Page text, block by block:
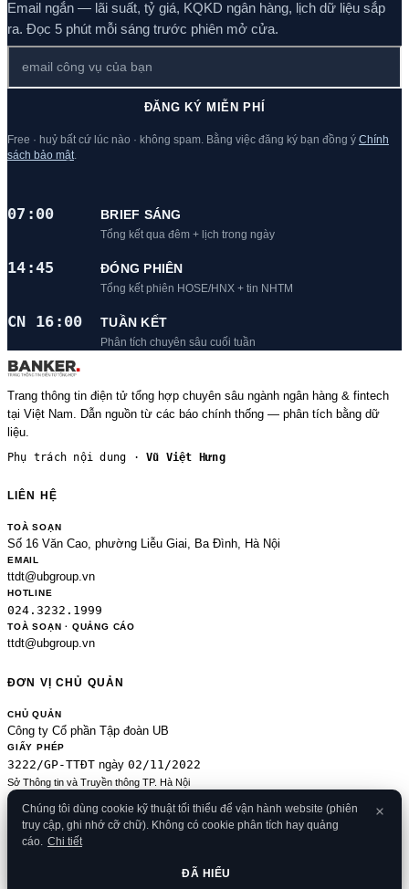
Email ngắn — lãi suất, tỷ giá, KQKD ngân hàng, lịch dữ liệu sắp
ra. Đọc 5 phút mỗi sáng trước phiên mở cửa.
ĐĂNG KÝ MIỄN PHÍ
Free · huỷ bất cứ lúc nào · không spam. Bằng việc đăng ký bạn đồng ý Chính
sách bảo mật
07:00 BRIEF SÁNG
Tổng kết qua đêm + lịch trong ngày
14:45 ĐÓNG PHIÊN
Tổng kết phiên HOSE/HNX + tin NHTM
CN 16:00 TUẦN KẾT
Phân tích chuyên sâu cuối tuần
Trang thông tin điện tử tổng hợp chuyên sâu ngành ngân hàng & fintech
tại Việt Nam. Dẫn nguồn từ các báo chính thống — phân tích bằng dữ
liệu.
Phụ trách nội dung ·Vũ Việt Hưng
LIÊN HỆ
TOÀ SOẠN
Số 16 Văn Cao, phường Liễu Giai, Ba Đình, Hà Nội
EMAIL
ttdt@ubgroup.vn
HOTLINE
024.3232.1999
TOÀ SOẠN · QUẢNG CÁO
ttdt@ubgroup.vn
ĐƠN VỊ CHỦ QUẢN
CHỦ QUẢN
Công ty Cổ phần Tập đoàn UB
GIẤY PHÉP
3222/GP-TTĐT ngày 02/11/2022
Sở Thông tin và Truyền thông TP. Hà Nội
Sửa đổi của 2489/GP-TTĐT ngày 24/8/2020
ĐKKD
0106080414 09/01/2013
© 2026 Banker.vn
Cookies·Liên hệ
Chúng tôi dùng cookie kỹ thuật tối thiểu để vận hành website (phiên
truy cập, ghi nhớ cỡ chữ). Không có cookie phân tích hay quảng
cáo. Chi tiết
ĐÃ HIỂU